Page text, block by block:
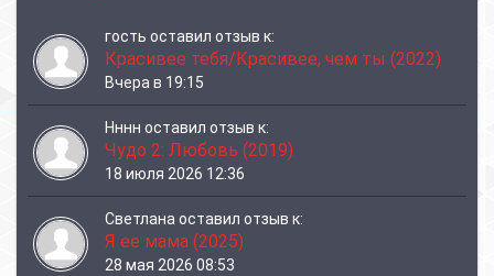
гость оставил отзыв к:
Красивее тебя/Красивее, чем ты (2022)
Вчера в 19:15
Нннн оставил отзыв к:
Чудо 2: Любовь (2019)
18 июля 2026 12:36
Светланаоставил отзыв к:
Я ее мама (2025)
28 мая 2026 08:53